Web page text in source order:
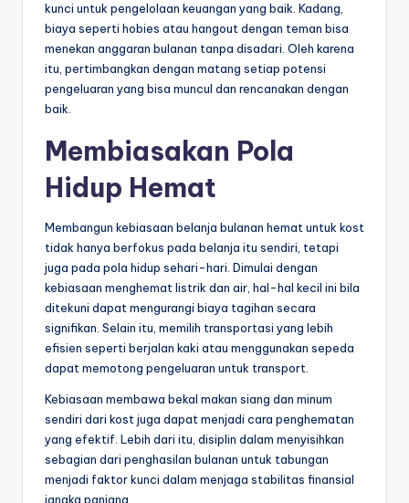
kunci untuk pengelolaan keuangan yang baik. Kadang,
biaya seperti hobies atau hangout dengan teman bisa
menekan anggaran bulanan tanpa disadari. Oleh karena
itu, pertimbangkan dengan matang setiap potensi
pengeluaran yang bisa muncul dan rencanakan dengan
baik.
Membiasakan Pola
Hidup Hemat
Membangun kebiasaan belanja bulanan hemat untuk kost
tidak hanya berfokus pada belanja itu sendiri, tetapi
juga pada pola hidup sehari-hari. Dimulai dengan
kebiasaan menghemat listrik dan air, hal-hal kecil ini bila
ditekuni dapat mengurangi biaya tagihan secara
signifikan. Selain itu, memilih transportasi yang lebih
efisien seperti berjalan kaki atau menggunakan sepeda
dapat memotong pengeluaran untuk transport.
Kebiasaan membawa bekal makan siang dan minum
sendiri dari kost juga dapat menjadi cara penghematan
yang efektif. Lebih dari itu, disiplin dalam menyisihkan
sebagian dari penghasilan bulanan untuk tabungan
menjadi faktor kunci dalam menjaga stabilitas finansial
jangka panjang.